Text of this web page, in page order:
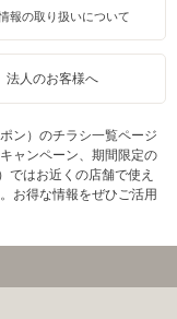
報の取り扱いについて
法人のお客様へ
ン）のチラシ一覧ページ
ャンペーン、期間限定の
ではお近くの店舗で使え
お得な情報をぜひご活用